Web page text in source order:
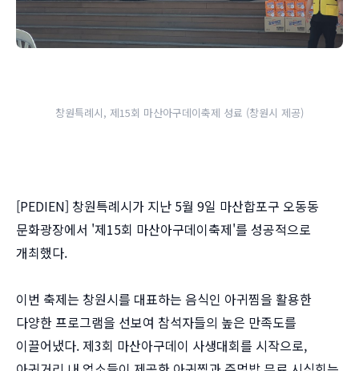
창원특례시, 제15회 마산아구데이축제 성료 (창원시 제공)
[PEDIEN] 창원특례시가 지난 5월 9일 마산합포구 오동동
문화광장에서 '제15회 마산아구데이축제'를 성공적으로
개최했다.
이번 축제는 창원시를 대표하는 음식인 아귀찜을 활용한
다양한 프로그램을 선보여 참석자들의 높은 만족도를
이끌어냈다. 제3회 마산아구데이 사생대회를 시작으로,